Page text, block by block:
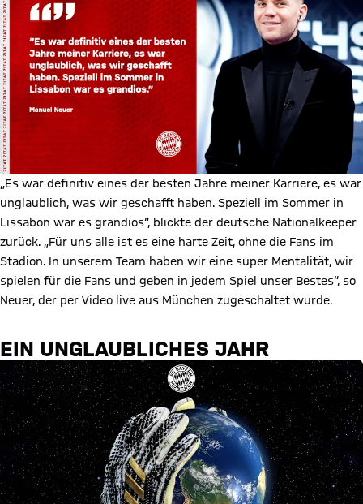
„Es war definitiv eines der besten Jahre meiner Karriere, es war
unglaublich, was wir geschafft haben. Speziell im Sommer in
Lissabon war es grandios“, blickte der deutsche Nationalkeeper
zurück. „Für uns alle ist es eine harte Zeit, ohne die Fans im
Stadion. In unserem Team haben wir eine super Mentalität, wir
spielen für die Fans und geben in jedem Spiel unser Bestes“, so
Neuer, der per Video live aus München zugeschaltet wurde.
EIN UNGLAUBLICHES JAHR